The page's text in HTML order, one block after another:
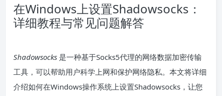
在Windows上设置Shadowsocks：
详细教程与常见问题解答
Shadowsocks 是一种基于Socks5代理的网络数据加密传输
工具，可以帮助用户科学上网和保护网络隐私。本文将详细
介绍如何在Windows操作系统上设置Shadowsocks，让您